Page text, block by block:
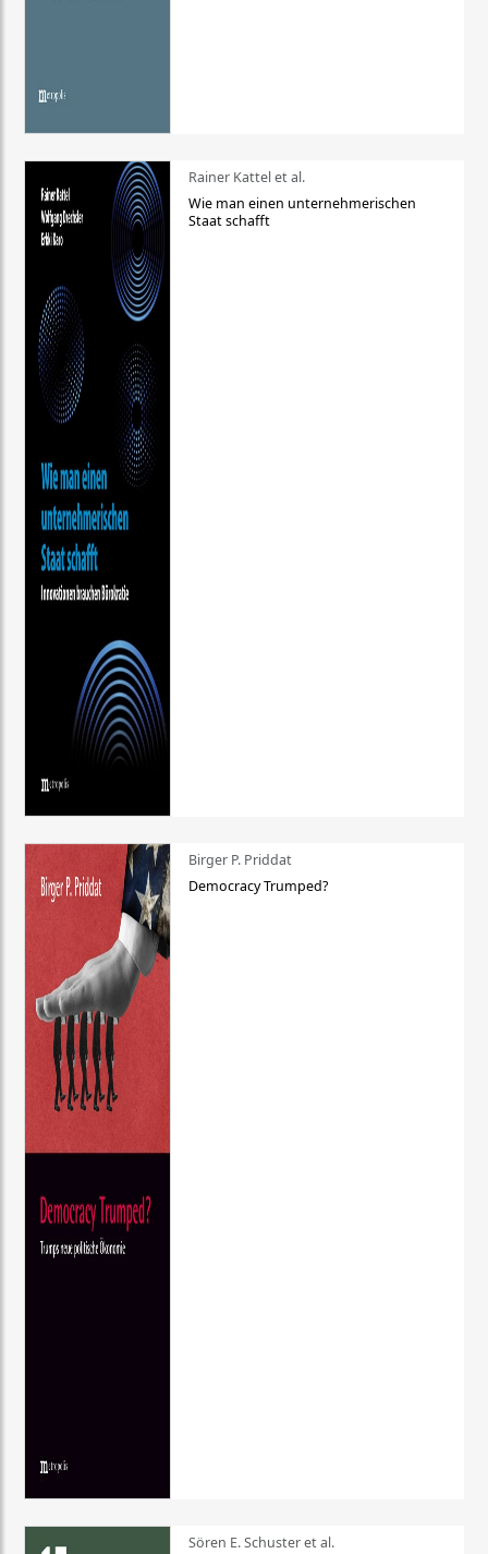
Rainer Kattel et al.
Wie man einen unternehmerischen
Staat schafft
Birger P. Priddat
Democracy Trumped?
Sören E. Schuster et al.